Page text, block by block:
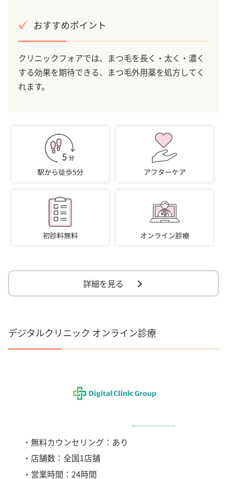
おすすめポイント
クリニックフォアでは、まつ毛を長く・太く・濃く
する効果を期待できる、まつ毛外用薬を処方してく
れます。
詳細を見る
デジタルクリニック オンライン診療
・無料カウンセリング：あり
・店舗数：全国1店舗
・営業時間：24時間